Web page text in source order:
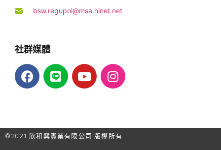
bsw.regupol@msa.hinet.net
社群媒體
©2021 欣和興實業有限公司 版權所有